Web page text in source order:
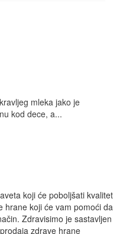
mleka jako je
kod dece, a...
koji će poboljšati kvalitet
hrane koji će vam pomoći da
Zdravisimo je sastavljen
zdrave hrane